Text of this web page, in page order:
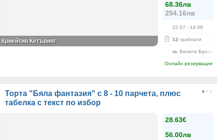
68.36лв
254.16лв
22.07 - 14.09
12 грабнати
кв. Белите Брези
Онлайн резервация
Криейтив Кетъринг
Торта "Бяла фантазия" с 8 - 10 парчета, плюс
табелка с текст по избор
28.63€
56.00лв